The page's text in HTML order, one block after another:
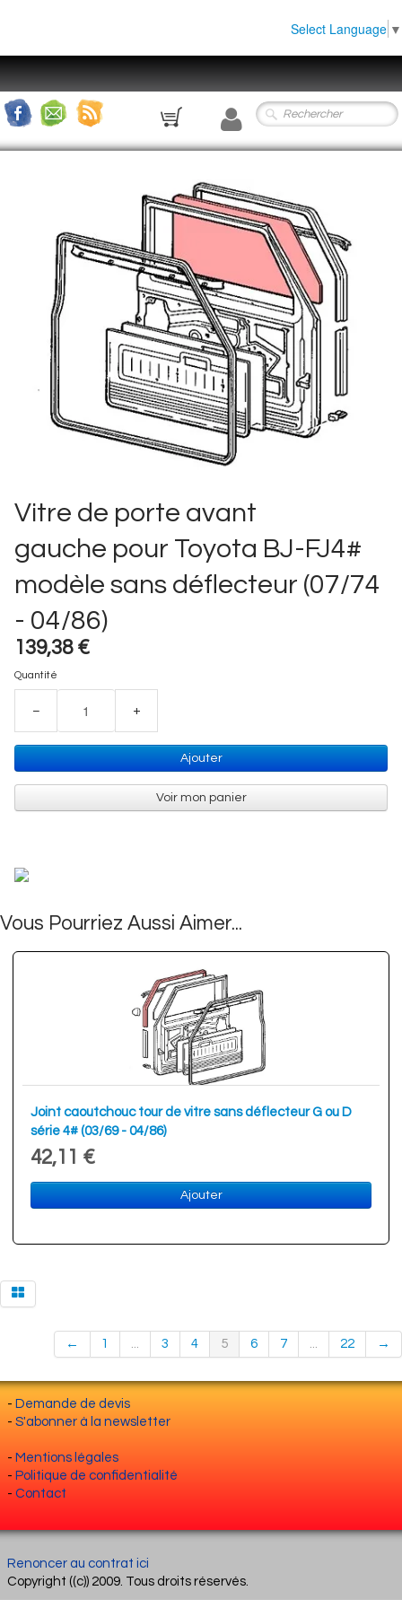
Select Language ▼
Vitre de porte avant
gauche pour Toyota BJ-FJ4#
modèle sans déflecteur (07/74
- 04/86)
139,38 €
Quantité
− +
Ajouter
Voir mon panier
Vous Pourriez Aussi Aimer...
Joint caoutchouc tour de vitre sans déflecteur G ou D
série 4# (03/69 - 04/86)
42,11 €
Ajouter
← 1 ... 3 4 5 6 7 ... 22 →
- Demande de devis
- S'abonner à la newsletter
- Mentions légales
- Politique de confidentialité
- Contact
Renoncer au contrat ici
Copyright ((c)) 2009. Tous droits réservés.